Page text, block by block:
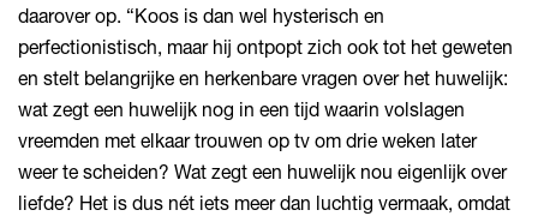
daarover op. “Koos is dan wel hysterisch en
perfectionistisch, maar hij ontpopt zich ook tot het geweten
en stelt belangrijke en herkenbare vragen over het huwelijk:
wat zegt een huwelijk nog in een tijd waarin volslagen
vreemden met elkaar trouwen op tv om drie weken later
weer te scheiden? Wat zegt een huwelijk nou eigenlijk over
liefde? Het is dus nét iets meer dan luchtig vermaak, omdat